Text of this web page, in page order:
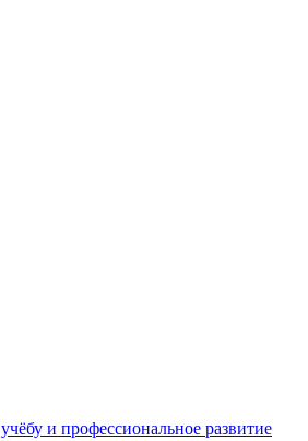
и профессиональное развитие